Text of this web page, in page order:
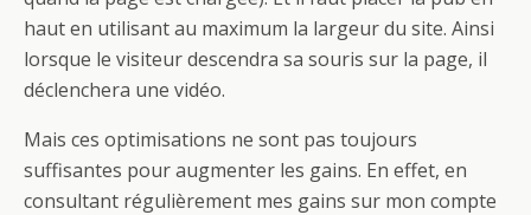
haut en utilisant au maximum la largeur du site. Ainsi
lorsque le visiteur descendra sa souris sur la page, il
déclenchera une vidéo.
Mais ces optimisations ne sont pas toujours
suffisantes pour augmenter les gains. En effet, en
consultant régulièrement mes gains sur mon compte